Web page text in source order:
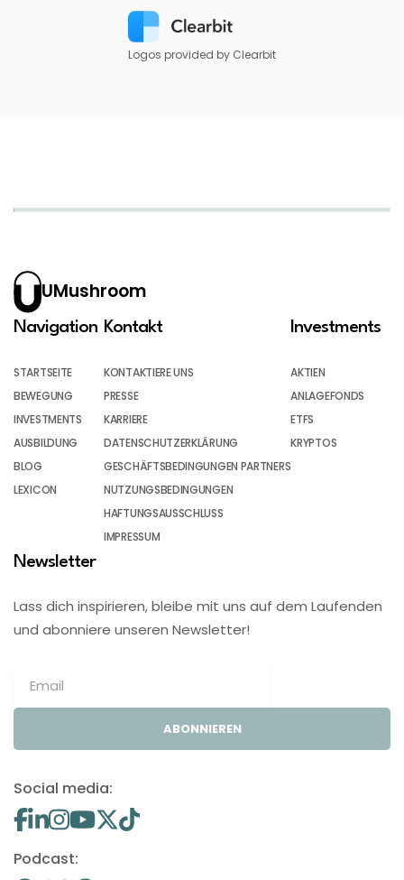
Logos provided by Clearbit
UMushroom
Navigation
STARTSEITE
BEWEGUNG
INVESTMENTS
AUSBILDUNG
BLOG
LEXICON
Kontakt
KONTAKTIERE UNS
PRESSE
KARRIERE
DATENSCHUTZERKLÄRUNG
GESCHÄFTSBEDINGUNGEN PARTNERS
NUTZUNGSBEDINGUNGEN
HAFTUNGSAUSSCHLUSS
IMPRESSUM
Investments
AKTIEN
ANLAGEFONDS
ETFS
KRYPTOS
Newsletter
Lass dich inspirieren, bleibe mit uns auf dem Laufenden
und abonniere unseren Newsletter!
ABONNIEREN
Social media:
Podcast: